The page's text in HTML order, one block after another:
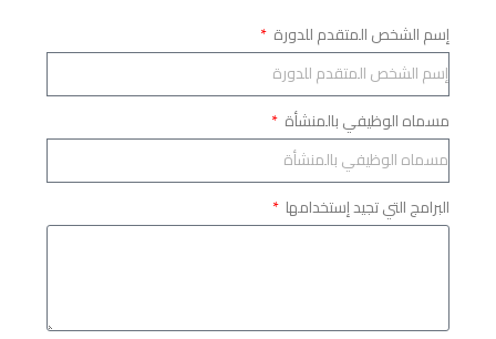
إسم الشخص المتقدم للدورة
مسماه الوظيفي بالمنشأة
البرامج التي تجيد إستخدامها